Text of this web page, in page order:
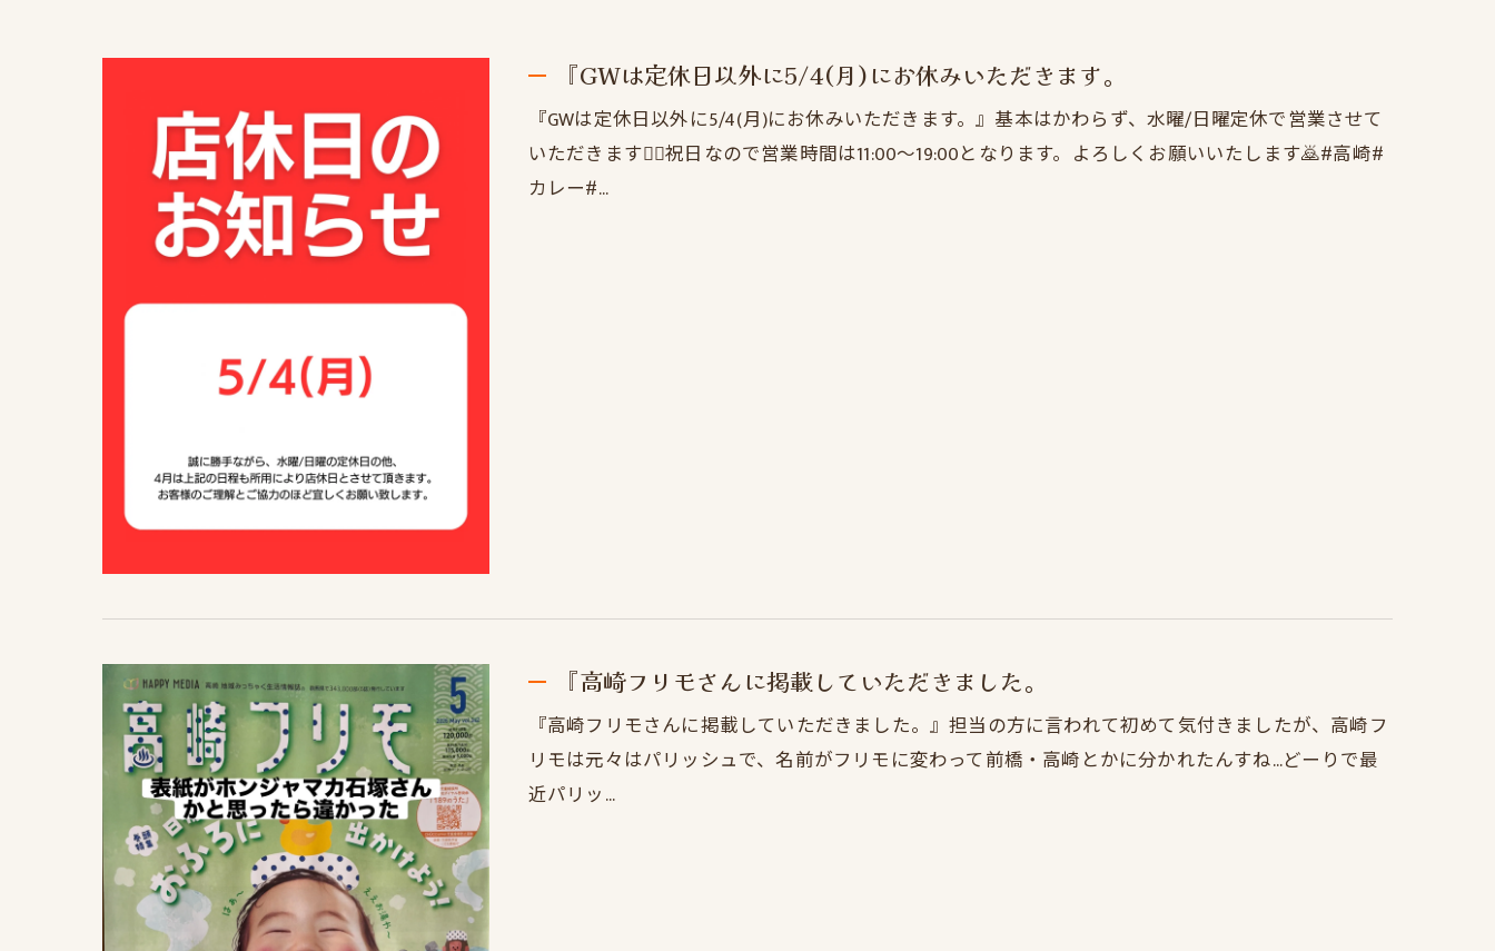
『GWは定休日以外に5/4(月)にお休みいただきます。
『GWは定休日以外に5/4(月)にお休みいただきます。』基本はかわらず、水曜/日曜定休で営業させて
いただきます🙇‍♂️祝日なので営業時間は11:00〜19:00となります。よろしくお願いいたします🙇#高崎#
カレー#…
『高崎フリモさんに掲載していただきました。
『高崎フリモさんに掲載していただきました。』担当の方に言われて初めて気付きましたが、高崎フ
リモは元々はパリッシュで、名前がフリモに変わって前橋・高崎とかに分かれたんすね...どーりで最
近パリッ…